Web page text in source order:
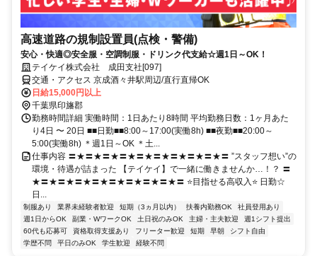
高速道路の規制設置員(点検・警備)
安心・快適◎安全服・空調制服・ドリンク代支給☆週1日～OK！
テイケイ株式会社 成田支社[097]
交通・アクセス 京成酒々井駅周辺/直行直帰OK
日給15,000円以上
千葉県印旛郡
勤務時間詳細 実働時間：1日あたり8時間 平均勤務日数：1ヶ月あた
り4日 〜 20日 ■■日勤■■8:00～17:00(実働8h) ■■夜勤■■20:00～
5:00(実働8h) ＊週1日～OK ＊土...
仕事内容 〓★〓★〓★〓★〓★〓★〓★〓★〓★〓 ”スタッフ想い”の
環境・待遇が詰まった 【テイケイ】で一緒に働きませんか…！？ 〓
★〓★〓★〓★〓★〓★〓★〓★〓★〓 ⭐目指せる高収入⭐ 日勤☆
日...
制服あり 業界未経験者歓迎 短期（3ヵ月以内） 扶養内勤務OK
社員登用あり
週1日からOK
副業・WワークOK 土日祝のみOK 主婦・主夫歓迎
週1シフト提出
60代も応募可
資格取得支援あり フリーター歓迎 短期 早朝
シフト自由
学歴不問
平日のみOK 学生歓迎 経験不問